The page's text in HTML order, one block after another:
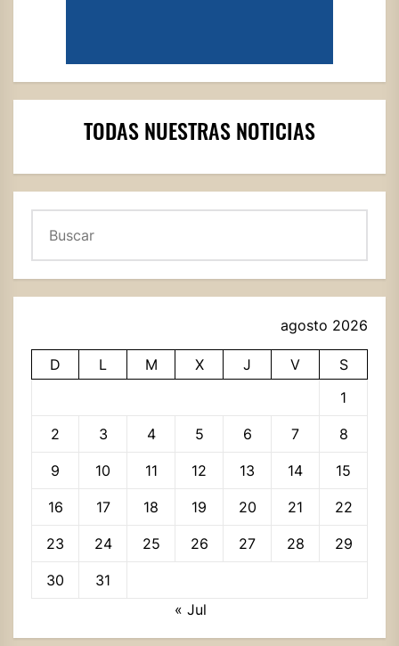
TODAS NUESTRAS NOTICIAS
agosto 2026
D L M X J V
S
1
2 3 4 5 6 7 8
9 10 11 12 13 14 15
16 17 18 19 20 21 22
23 24 25 26 27 28 29
30
31
« Jul